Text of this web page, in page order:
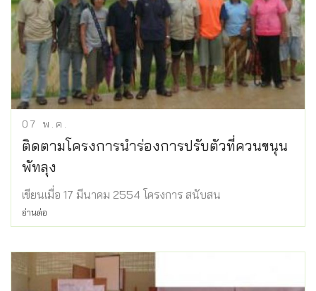
07 พ.ค.
ติดตามโครงการนำร่องการปรับตัวที่ควนขนุน
พัทลุง
เขียนเมื่อ 17 มีนาคม 2554 โครงการ สนับสน
อ่านต่อ